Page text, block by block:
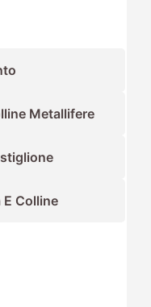
Metallifere
Colline